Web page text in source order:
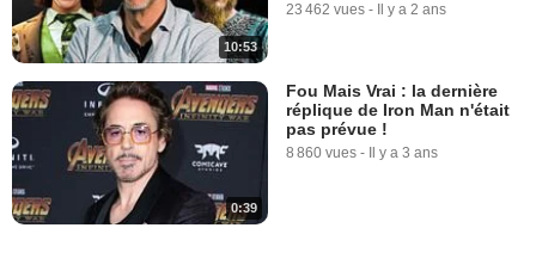
10:53
23 462 vues - Il y a 2 ans
0:39
Fou Mais Vrai : la dernière
réplique de Iron Man n'était
pas prévue !
8 860 vues - Il y a 3 ans